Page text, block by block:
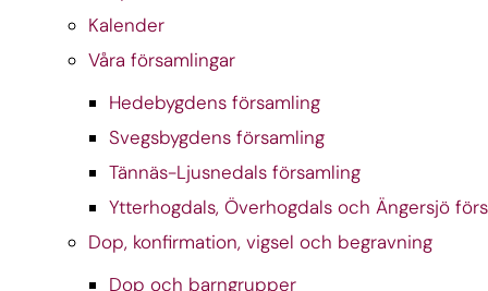
Kalender
Våra församlingar
Hedebygdens församling
Svegsbygdens församling
Tännäs-Ljusnedals församling
Ytterhogdals, Överhogdals och Ängersjö
Dop, konfirmation, vigsel och begravning
Dop och barngrupper